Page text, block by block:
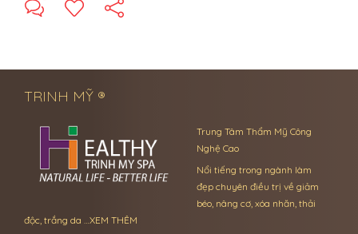
TRINH MỸ ®
Trung Tâm Thẩm Mỹ Công
Nghệ Cao
Nổi tiếng trong ngành làm
đẹp chuyên điều trị về giảm
béo, nâng cơ, xóa nhăn, thải
độc, trắng da …XEM THÊM